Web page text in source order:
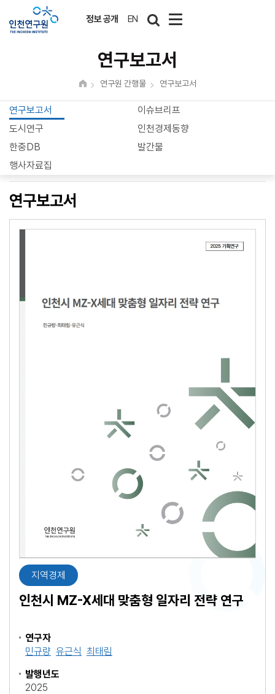
정보 공개 EN
연구보고서
연구원 간행물 연구보고서
연구보고서
이슈브리프
도시연구
인천경제동향
한중DB
발간물
행사자료집
연구보고서
지역경제
인천시 MZ-X세대 맞춤형 일자리 전략 연구
연구자
민규량 유근식 최태림
발행년도
2025